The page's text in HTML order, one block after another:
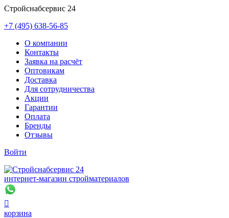
Стройснабсервис 24
+7 (495) 638-56-85
О компании
Контакты
Заявка на расчёт
Оптовикам
Доставка
Для сотрудничества
Акции
Гарантии
Оплата
Бренды
Отзывы
Войти
интернет-магазин стройматериалов

корзина